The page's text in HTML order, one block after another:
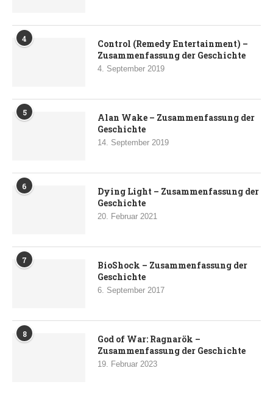
4
Control (Remedy Entertainment) –
Zusammenfassung der Geschichte
4. September 2019
5
Alan Wake – Zusammenfassung der
Geschichte
14. September 2019
6
Dying Light – Zusammenfassung der
Geschichte
20. Februar 2021
7
BioShock – Zusammenfassung der
Geschichte
6. September 2017
8
God of War: Ragnarök –
Zusammenfassung der Geschichte
19. Februar 2023